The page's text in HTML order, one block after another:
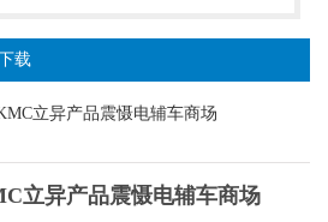
载
立异产品震慑电辅车商场